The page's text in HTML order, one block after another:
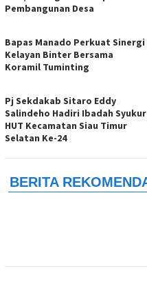
Pembangunan Desa
Bapas Manado Perkuat Sinergi
Kelayan Binter Bersama
Koramil Tuminting
Pj Sekdakab Sitaro Eddy
Salindeho Hadiri Ibadah Syukur
HUT Kecamatan Siau Timur
Selatan Ke-24